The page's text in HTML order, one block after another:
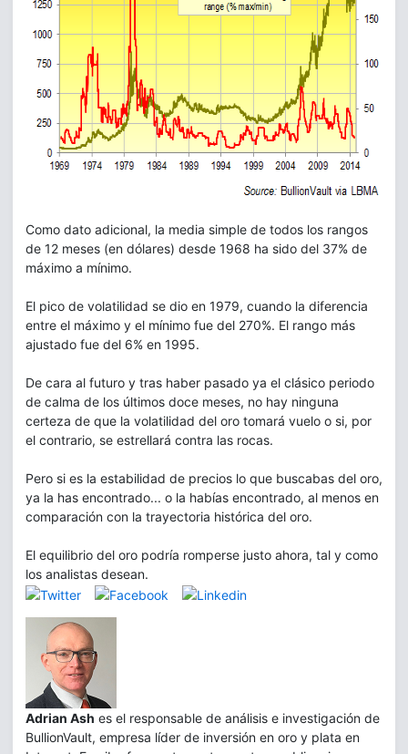
Como dato adicional, la media simple de todos los rangos
de 12 meses (en dólares) desde 1968 ha sido del 37% de
máximo a mínimo.
El pico de volatilidad se dio en 1979, cuando la diferencia
entre el máximo y el mínimo fue del 270%. El rango más
ajustado fue del 6% en 1995.
De cara al futuro y tras haber pasado ya el clásico periodo
de calma de los últimos doce meses, no hay ninguna
certeza de que la volatilidad del oro tomará vuelo o si, por
el contrario, se estrellará contra las rocas.
Pero si es la estabilidad de precios lo que buscabas del oro,
ya la has encontrado... o la habías encontrado, al menos en
comparación con la trayectoria histórica del oro.
El equilibrio del oro podría romperse justo ahora, tal y como
los analistas desean.
Adrian Ash es el responsable de análisis e investigación de
BullionVault, empresa líder de inversión en oro y plata en